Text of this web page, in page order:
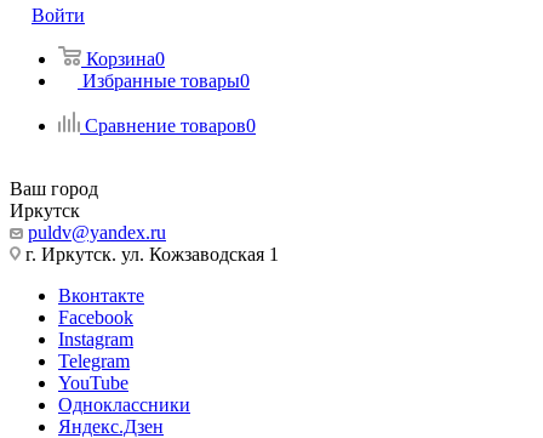
Войти
Корзина0
Избранные товары0
Сравнение товаров0
Ваш город
Иркутск
puldv@yandex.ru
г. Иркутск. ул. Кожзаводская 1
Вконтакте
Facebook
Instagram
Telegram
YouTube
Одноклассники
Яндекс.Дзен